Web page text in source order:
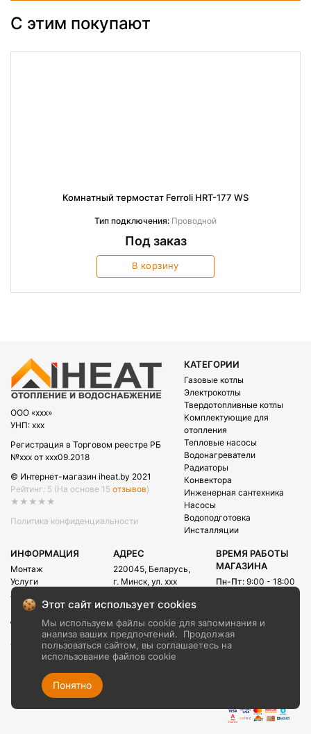
С этим покупают
Комнатный термостат Ferroli HRT-177 WS
Тип подключения: Проводной
Под заказ
В корзину
OOO «xxx»
УНП: xxx
Регистрация в Торговом реестре РБ
№xxx от xxx09.2018
© Интернет-магазин iheat.by 2021
Рейтинг: 5 (На основе 15 отзывов)
★★★★★
Политика конфиденциальности
КАТЕГОРИИ
Газовые котлы
Электрокотлы
Твердотопливные котлы
Комплектующие для
отопления
Тепловые насосы
Водонагреватели
Радиаторы
Конвектора
Инженерная сантехника
Насосы
Водоподготовка
Инсталляции
ИНФОРМАЦИЯ
Монтаж
Услуги
Акции
Рассрочка
Доставка и оплата
О компании
Контакты
АДРЕС
220045, Беларусь,
г. Минск, ул. xxx
E-mail:
info@iheat.by
ВРЕМЯ РАБОТЫ
МАГАЗИНА
Пн-Пт: 9:00 - 18:00
CALL-ЦЕНТРА
Сб-Вс:
Этот сайт использует cookies
Мы используем файлы cookie для запоминания и
анализа ваших предпочтений.
Продолжая
пользоваться сайтом, вы соглашаетесь на
использование файлов cookie
Понятно